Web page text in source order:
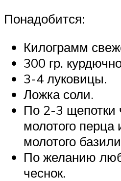
Понадобится:
Килограмм
300 гр.
3-4 луковицы.
Ложка соли.
По 2-3 щепотки
молотого перца
молотого
По желанию
чеснок.